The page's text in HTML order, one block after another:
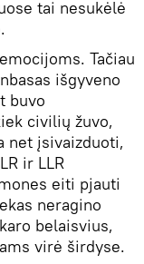
tai nesukėlė
Tačiau
išgyveno
buvo
civilių žuvo,
net įsivaizduoti,
ir LLR
eiti pjauti
neragino
belaisvius,
virė širdyse.